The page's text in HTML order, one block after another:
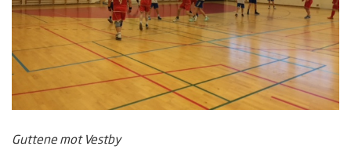
Guttene mot Vestby